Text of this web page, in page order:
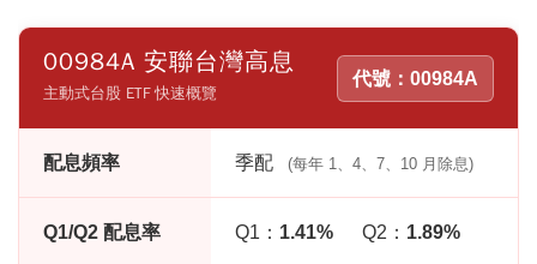
00984A 安聯台灣高息
主動式台股 ETF 快速概覽
代號：00984A
配息頻率 季配 (每年 1、4、7、10 月除息)
Q1/Q2 配息率 Q1： 1.41% Q2： 1.89%